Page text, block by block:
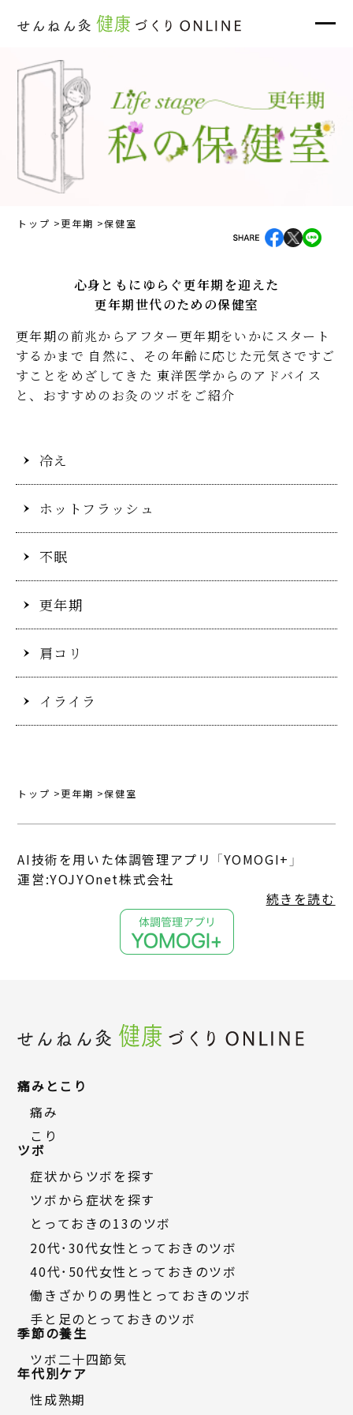
トップ 更年期 保健室
心身ともにゆらぐ更年期を迎えた
更年期世代のための保健室
更年期の前兆からアフター更年期をいかにスタート
するかまで 自然に、その年齢に応じた元気さですご
すことをめざしてきた 東洋医学からのアドバイス
と、おすすめのお灸のツボをご紹介
冷え
ホットフラッシュ
不眠
更年期
肩コリ
イライラ
トップ 更年期 保健室
AI技術を用いた体調管理アプリ 「YOMOGI+」
運営:YOJYOnet株式会社
続きを読む
痛みとこり
痛み
こり
ツボ
症状からツボを探す
ツボから症状を探す
とっておきの13のツボ
20代・30代女性とっておきのツボ
40代・50代女性とっておきのツボ
働きざかりの男性とっておきのツボ
手と足のとっておきのツボ
季節の養生
ツボ二十四節気
年代別ケア
性成熟期